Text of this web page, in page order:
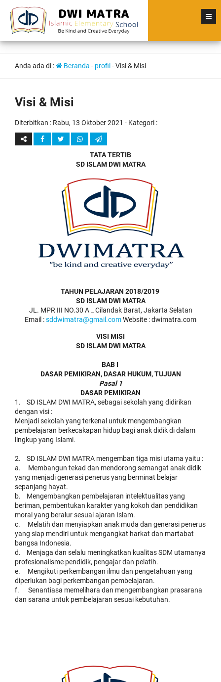
Anda ada di : Beranda - profil -Visi & Misi
Visi & Misi
Diterbitkan : Rabu, 13 Oktober 2021 - Kategori :
TATA TERTIB
SD ISLAM DWI MATRA
TAHUN PELAJARAN 2018/2019
SD ISLAM DWI MATRA
JL. MPR III NO.30 A _ Cilandak Barat, Jakarta Selatan
Email :sddwimatra@gmail.comWebsite : dwimatra.com
VISI MISI
SD ISLAM DWI MATRA
BAB I
DASAR PEMIKIRAN, DASAR HUKUM, TUJUAN
Pasal 1
DASAR PEMIKIRAN
1. SD ISLAM DWI MATRA, sebagai sekolah yang didirikan
dengan visi :
Menjadi sekolah yang terkenal untuk mengembangkan
pembelajaran berkecakapan hidup bagi anak didik di dalam
lingkup yang Islami.
2. SD ISLAM DWI MATRA mengemban tiga misi utama yaitu :
a. Membangun tekad dan mendorong semangat anak didik
yang menjadi generasi penerus yang berminat belajar
sepanjang hayat.
b. Mengembangkan pembelajaran intelektualitas yang
beriman, pembentukan karakter yang kokoh dan pendidikan
moral yang beralur sesuai ajaran Islam.
c. Melatih dan menyiapkan anak muda dan generasi penerus
yang siap mendiri untuk mengangkat harkat dan martabat
bangsa Indonesia.
d. Menjaga dan selalu meningkatkan kualitas SDM utamanya
profesionalisme pendidik, pengajar dan pelatih.
e. Mengikuti perkembangan ilmu dan pengetahuan yang
diperlukan bagi perkembangan pembelajaran.
f. Senantiasa memelihara dan mengembangkan prasarana
dan sarana untuk pembelajaran sesuai kebutuhan.